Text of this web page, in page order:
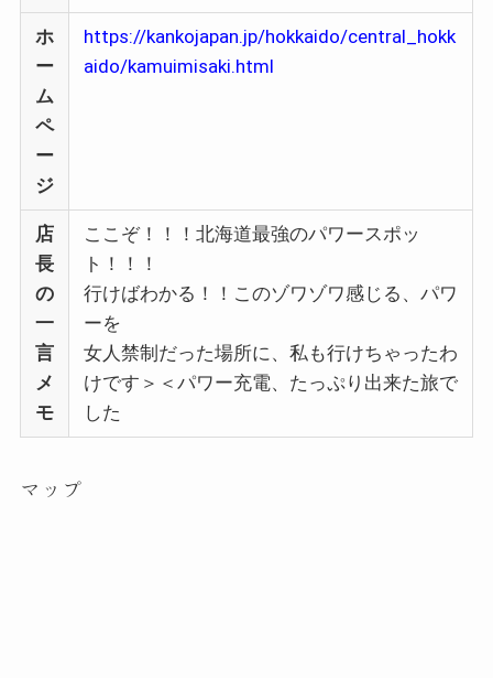
ホ
ー
ム
ペ
ー
ジ
https://kankojapan.jp/hokkaido/central_hokk
aido/kamuimisaki.html
店
長
の
一
言
メ
モ
ここぞ！！！北海道最強のパワースポッ
ト！！！
行けばわかる！！このゾワゾワ感じる、パワ
ーを
女人禁制だった場所に、私も行けちゃったわ
けです＞＜パワー充電、たっぷり出来た旅で
した
マップ